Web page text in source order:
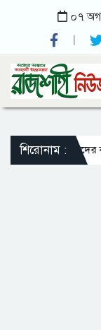
০৭
শিরোনাম :
শিক্ষকদের বদলি